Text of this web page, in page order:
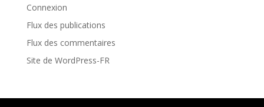
Connexion
Flux des publications
Flux des commentaires
Site de WordPress-FR